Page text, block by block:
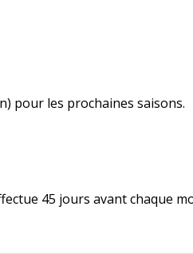
pour les prochaines saisons.
45 jours avant chaque